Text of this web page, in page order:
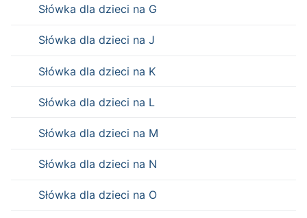
Słówka dla dzieci na G
Słówka dla dzieci na J
Słówka dla dzieci na K
Słówka dla dzieci na L
Słówka dla dzieci na M
Słówka dla dzieci na N
Słówka dla dzieci na O